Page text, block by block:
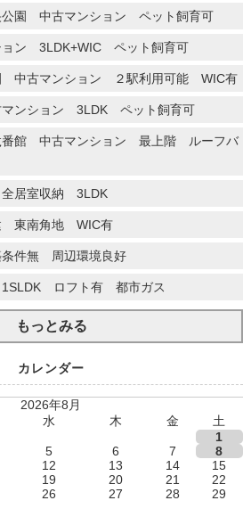
公園 中古マンション ペット飼育可
ン 3LDK+WIC ペット飼育可
中古マンション ２駅利用可能 WIC有
ンション 3LDK ペット飼育可
番館 中古マンション 最上階 ルーフバ
居室収納 3LDK
東南角地 WIC有
件無 周辺環境良好
ロフト有 都市ガス
もっとみる
カレンダー
2026年8月
水 木 金
土
1
5 6 7
8
12 13 14
15
19 20 21
22
26 27 28
29